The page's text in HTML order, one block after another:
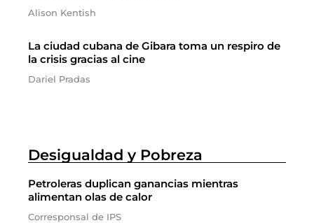
Alison Kentish
La ciudad cubana de Gibara toma un respiro de
la crisis gracias al cine
Dariel Pradas
Desigualdad y Pobreza
Petroleras duplican ganancias mientras
alimentan olas de calor
Corresponsal de IPS